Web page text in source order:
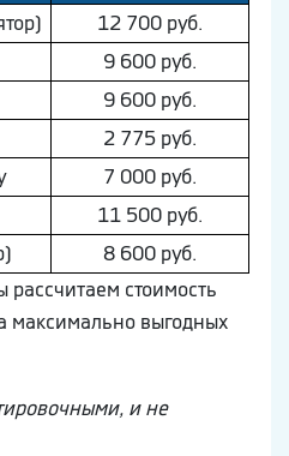
12 700 руб.
9 600 руб.
9 600 руб.
2 775 руб.
7 000 руб.
11 500 руб.
8 600 руб.
стоимость
максимально выгодных
и не